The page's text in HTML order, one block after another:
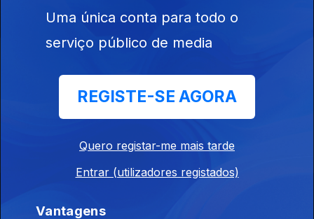
CarPlay
Uma única conta para todo o
serviço público de media
REGISTE-SE AGORA
Quero registar-me mais tarde
Entrar (utilizadores registados)
Vantagens